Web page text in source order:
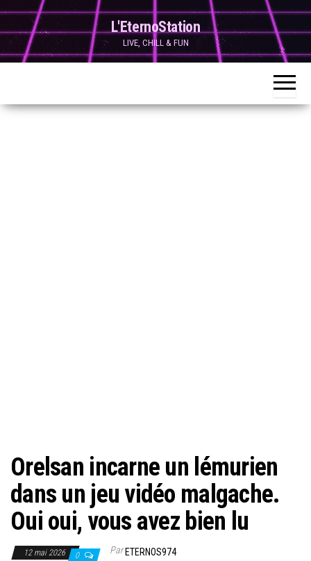
Skip
to
content
L'EternoStation
LIVE, CHILL & FUN
Orelsan incarne un lémurien
dans un jeu vidéo malgache.
Oui oui, vous avez bien lu
12 mai 2026 0 ParETERNOS974